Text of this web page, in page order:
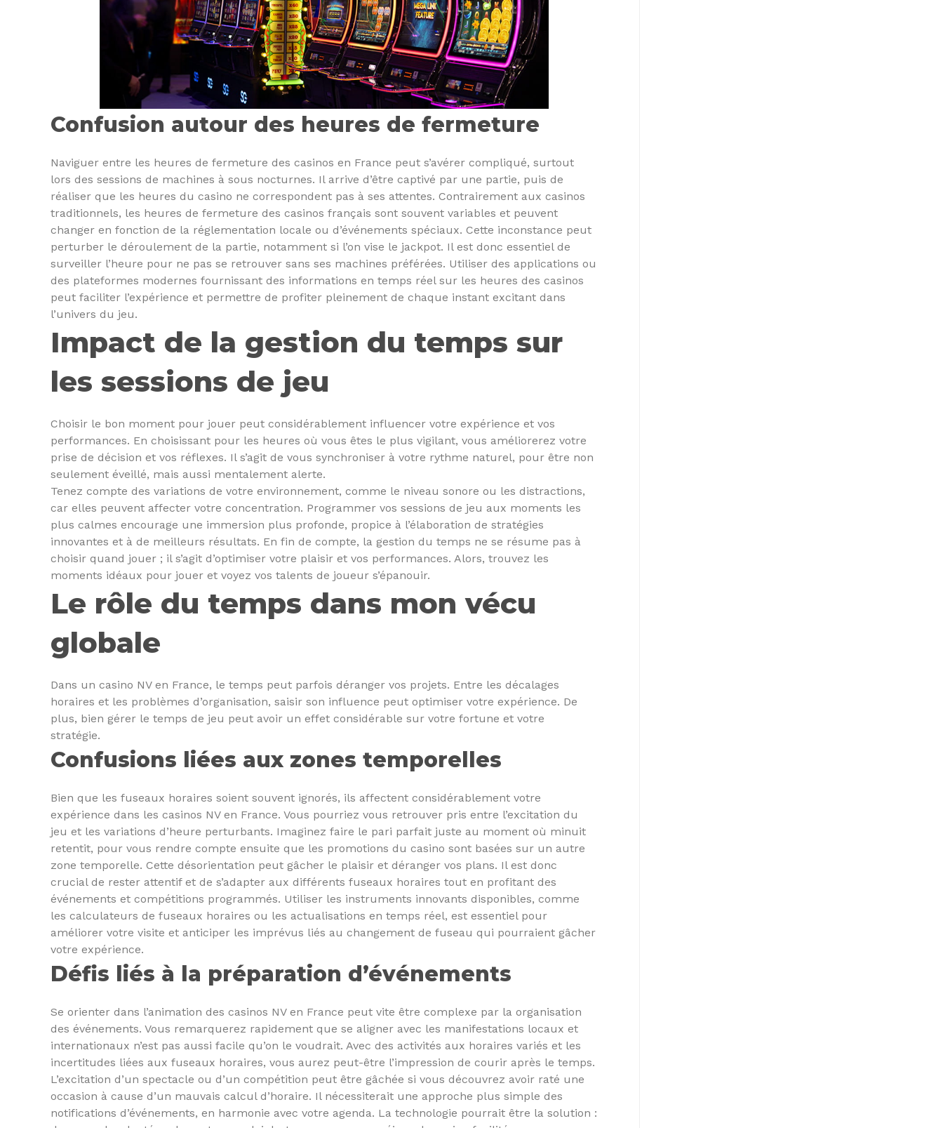
Confusion autour des heures de fermeture
Naviguer entre les heures de fermeture des casinos en France peut s’avérer compliqué, surtout
lors des sessions de machines à sous nocturnes. Il arrive d’être captivé par une partie, puis de
réaliser que les heures du casino ne correspondent pas à ses attentes. Contrairement aux casinos
traditionnels, les heures de fermeture des casinos français sont souvent variables et peuvent
changer en fonction de la réglementation locale ou d’événements spéciaux. Cette inconstance peut
perturber le déroulement de la partie, notamment si l’on vise le jackpot. Il est donc essentiel de
surveiller l’heure pour ne pas se retrouver sans ses machines préférées. Utiliser des applications ou
des plateformes modernes fournissant des informations en temps réel sur les heures des casinos
peut faciliter l’expérience et permettre de profiter pleinement de chaque instant excitant dans
l’univers du jeu.
Impact de la gestion du temps sur
les sessions de jeu
Choisir le bon moment pour jouer peut considérablement influencer votre expérience et vos
performances. En choisissant pour les heures où vous êtes le plus vigilant, vous améliorerez votre
prise de décision et vos réflexes. Il s’agit de vous synchroniser à votre rythme naturel, pour être non
seulement éveillé, mais aussi mentalement alerte.
Tenez compte des variations de votre environnement, comme le niveau sonore ou les distractions,
car elles peuvent affecter votre concentration. Programmer vos sessions de jeu aux moments les
plus calmes encourage une immersion plus profonde, propice à l’élaboration de stratégies
innovantes et à de meilleurs résultats. En fin de compte, la gestion du temps ne se résume pas à
choisir quand jouer ; il s’agit d’optimiser votre plaisir et vos performances. Alors, trouvez les
moments idéaux pour jouer et voyez vos talents de joueur s’épanouir.
Le rôle du temps dans mon vécu
globale
Dans un casino NV en France, le temps peut parfois déranger vos projets. Entre les décalages
horaires et les problèmes d’organisation, saisir son influence peut optimiser votre expérience. De
plus, bien gérer le temps de jeu peut avoir un effet considérable sur votre fortune et votre
stratégie.
Confusions liées aux zones temporelles
Bien que les fuseaux horaires soient souvent ignorés, ils affectent considérablement votre
expérience dans les casinos NV en France. Vous pourriez vous retrouver pris entre l’excitation du
jeu et les variations d’heure perturbants. Imaginez faire le pari parfait juste au moment où minuit
retentit, pour vous rendre compte ensuite que les promotions du casino sont basées sur un autre
zone temporelle. Cette désorientation peut gâcher le plaisir et déranger vos plans. Il est donc
crucial de rester attentif et de s’adapter aux différents fuseaux horaires tout en profitant des
événements et compétitions programmés. Utiliser les instruments innovants disponibles, comme
les calculateurs de fuseaux horaires ou les actualisations en temps réel, est essentiel pour
améliorer votre visite et anticiper les imprévus liés au changement de fuseau qui pourraient gâcher
votre expérience.
Défis liés à la préparation d’événements
Se orienter dans l’animation des casinos NV en France peut vite être complexe par la organisation
des événements. Vous remarquerez rapidement que se aligner avec les manifestations locaux et
internationaux n’est pas aussi facile qu’on le voudrait. Avec des activités aux horaires variés et les
incertitudes liées aux fuseaux horaires, vous aurez peut-être l’impression de courir après le temps.
L’excitation d’un spectacle ou d’un compétition peut être gâchée si vous découvrez avoir raté une
occasion à cause d’un mauvais calcul d’horaire. Il nécessiterait une approche plus simple des
notifications d’événements, en harmonie avec votre agenda. La technologie pourrait être la solution :